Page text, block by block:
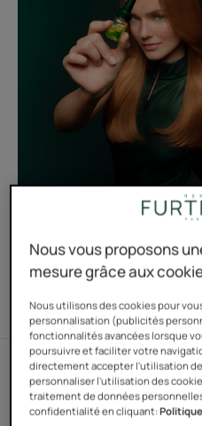
INNOVATION TRIPHASIC
PROTOCOLE
Nous vous proposons
mesure grâce aux
Nous utilisons des cookies pour
personnalisation (publicités
fonctionnalités avancées lorsque
poursuivre et faciliter votre
directement accepter l'utilisation
personnaliser l'utilisation des
traitement de données
confidentialité en cliquant: